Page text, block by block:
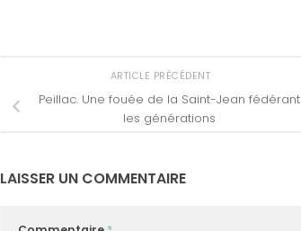
ARTICLE PRÉCÉDENT
Peillac. Une fouée de la Saint-Jean fédérant
les générations
LAISSER UN COMMENTAIRE